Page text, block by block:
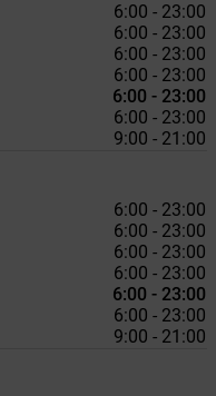
6:00 - 23:00
6:00 - 23:00
6:00 - 23:00
6:00 - 23:00
6:00 - 23:00
6:00 - 23:00
9:00 - 21:00
6:00 - 23:00
6:00 - 23:00
6:00 - 23:00
6:00 - 23:00
6:00 - 23:00
6:00 - 23:00
9:00 - 21:00